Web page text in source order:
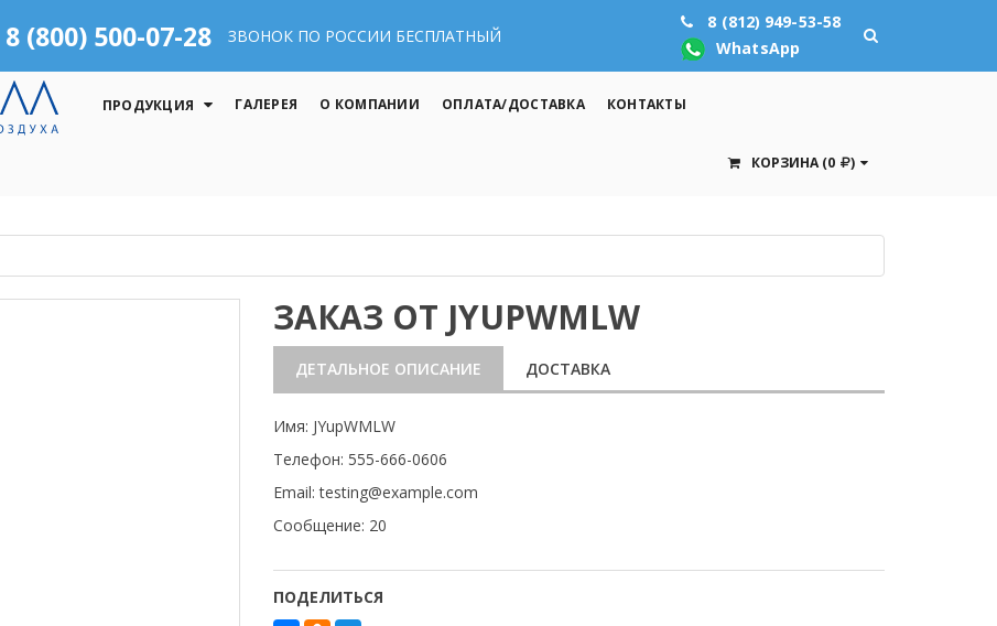
8 (800) 500-07-28 ЗВОНОК ПО РОССИИ БЕСПЛАТНЫЙ
8 (812) 949-53-58
WhatsApp
ПРОДУКЦИЯ ГАЛЕРЕЯ О КОМПАНИИ ОПЛАТА/ДОСТАВКА КОНТАКТЫ
КОРЗИНА (0 )
ЗАКАЗ ОТ JYUPWMLW
ДЕТАЛЬНОЕ ОПИСАНИЕ ДОСТАВКА
Имя: JYupWMLW
Телефон: 555-666-0606
Email: testing@example.com
Сообщение: 20
ПОДЕЛИТЬСЯ